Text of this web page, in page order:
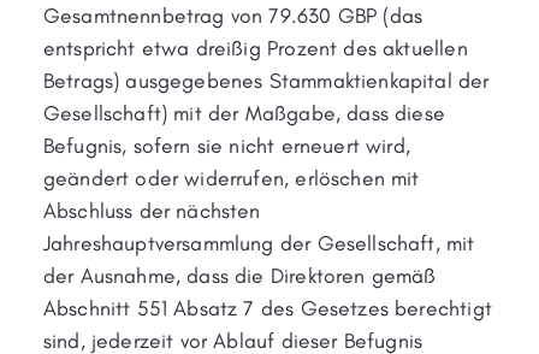
Gesamtnennbetrag von 79.630 GBP (das
entspricht etwa dreißig Prozent des aktuellen
Betrags) ausgegebenes Stammaktienkapital der
Gesellschaft) mit der Maßgabe, dass diese
Befugnis, sofern sie nicht erneuert wird,
geändert oder widerrufen, erlöschen mit
Abschluss der nächsten
Jahreshauptversammlung der Gesellschaft, mit
der Ausnahme, dass die Direktoren gemäß
Abschnitt 551 Absatz 7 des Gesetzes berechtigt
sind, jederzeit vor Ablauf dieser Befugnis